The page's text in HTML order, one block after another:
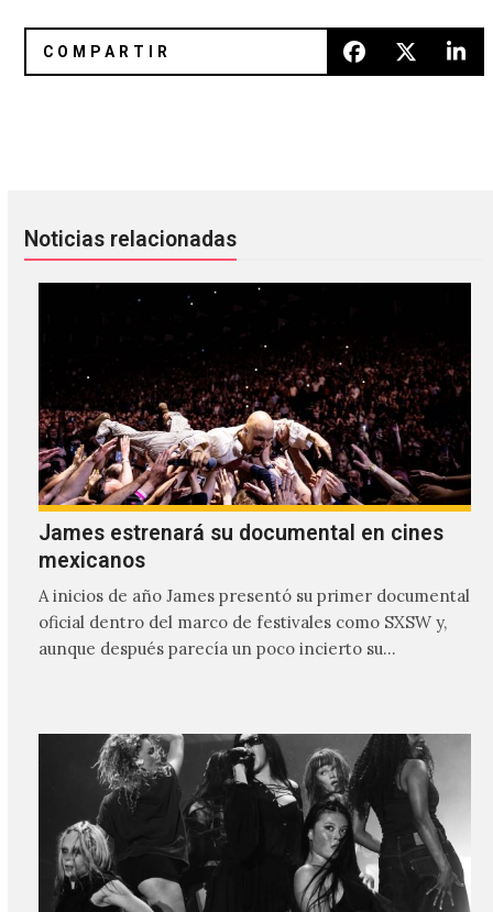
Noticias relacionadas
James estrenará su documental en cines
mexicanos
A inicios de año James presentó su primer documental
oficial dentro del marco de festivales como SXSW y,
aunque después parecía un poco incierto su…